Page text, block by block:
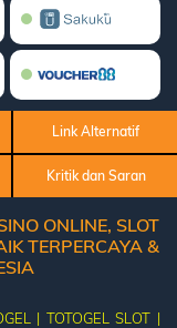
Link Alternatif
Kritik dan Saran
ONLINE, SLOT
TERPERCAYA &
| TOTOGEL SLOT |